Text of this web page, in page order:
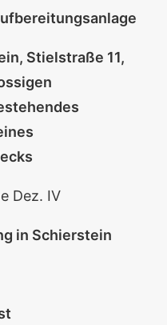
Stielstraße 11,
Dez. IV
in Schierstein